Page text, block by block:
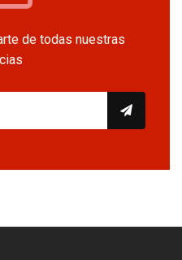
de todas nuestras